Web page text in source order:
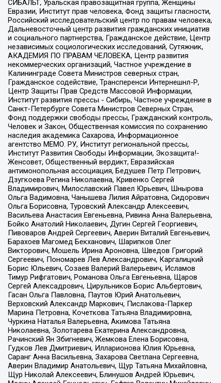
СИБАЛЬТ, Уральская правозащитная группа, Женщины
Евразии, Институт прав человека, Фонд защиты гласности,
Российский исследовательский центр по правам человека,
Дальневосточный центр развития гражданских инициатив
и социального партнерства, Гражданское действие, Центр
независимых социологических исследований, Сутяжник,
АКАДЕМИЯ ПО ПРАВАМ ЧЕЛОВЕКА, Центр развития
некоммерческих организаций, Частное учреждение в
Калининграде Совета Министров северных стран,
Гражданское содействие, Трансперенси Интернешнл-Р,
Центр Защиты Прав Средств Массовой Информации,
Институт развития прессы - Сибирь, Частное учреждение в
Санкт-Петербурге Совета Министров Северных Стран,
Фонд поддержки свободы прессы, Гражданский контроль,
Человек и Закон, Общественная комиссия по сохранению
наследия академика Сахарова, Информационное
агентство МЕМО. РУ, Институт региональной прессы,
Институт Развития Свободы Информации, Экозащита!-
Женсовет, Общественный вердикт, Евразийская
антимонопольная ассоциация, Бедушев Петр Петрович,
Дзугкоева Регина Николаевна, Кривенко Сергей
Владимирович, Милославский Павел Юрьевич, Шнырова
Ольга Вадимовна, Чанышева Лилия Айратовна, Сидорович
Ольга Борисовна, Туровский Александр Алексеевич,
Васильева Анастасия Евгеньевна, Ривина Анна Валерьевна,
Бойко Анатолий Николаевич, Дугин Сергей Георгиевич,
Пивоваров Андрей Сергеевич, Аверин Виталий Евгеньевич,
Барахоев Магомед Бекханович, Шарипков Олег
Викторович, Мошель Ирина Ароновна, Шведов Григорий
Сергеевич, Пономарев Лев Александрович, Каргалицкий
Борис Юльевич, Созаев Валерий Валерьевич, Исламов
Тимур Рифгатович, Романова Ольга Евгеньевна, Щаров
Сергей Алексадрович, Цирульников Борис Альбертович,
Гасан Ольга Павловна, Паутов Юрий Анатольевич,
Верховский Александр Маркович, Пислакова-Паркер
Марина Петровна, Кочеткова Татьяна Владимировна,
Чуркина Наталья Валерьевна, Акимова Татьяна
Николаевна, Золотарева Екатерина Александровна,
Рачинский Ян Збигневич, Жемкова Елена Борисовна,
Гудков Лев Дмитриевич, Илларионова Юлия Юрьевна,
Саранг Анна Васильевна, Захарова Светлана Сергеевна,
Аверин Владимир Анатольевич, Щур Татьяна Михайловна,
Щур Николай Алексеевич, Блинушов Андрей Юрьевич,